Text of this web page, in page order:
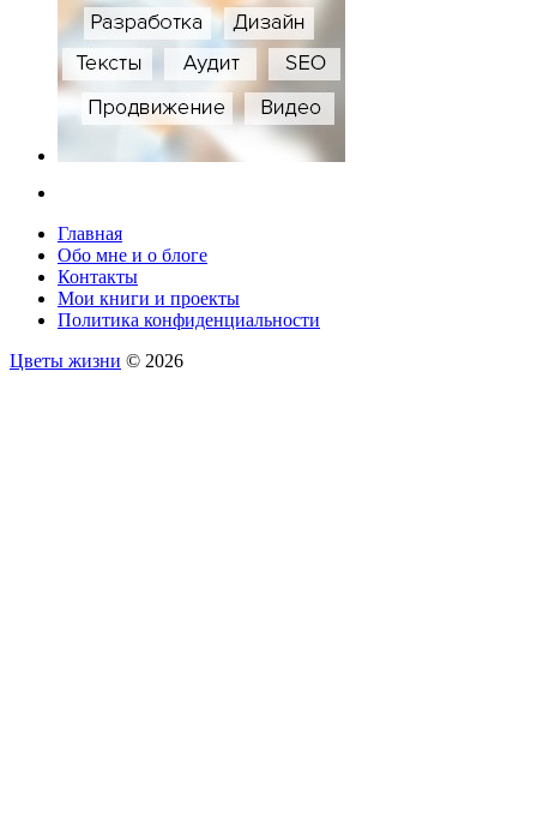
Главная
Обо мне и о блоге
Контакты
Мои книги и проекты
Политика конфиденциальности
Цветы жизни © 2026